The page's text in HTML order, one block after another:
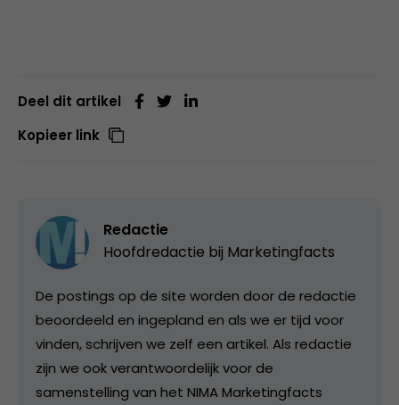
Deel dit artikel
Kopieer link
Redactie
Hoofdredactie bij Marketingfacts
De postings op de site worden door de redactie
beoordeeld en ingepland en als we er tijd voor
vinden, schrijven we zelf een artikel. Als redactie
zijn we ook verantwoordelijk voor de
samenstelling van het NIMA Marketingfacts